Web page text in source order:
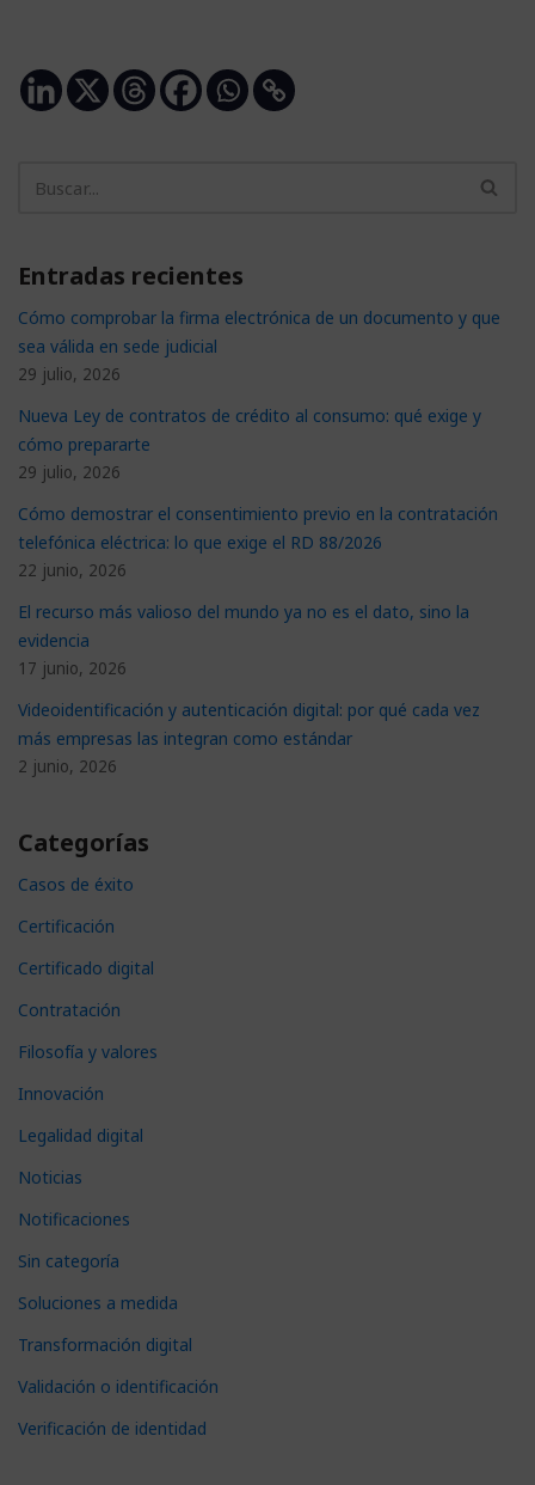
Entradas recientes
Cómo comprobar la firma electrónica de un documento y que
sea válida en sede judicial
29 julio, 2026
Nueva Ley de contratos de crédito al consumo: qué exige y
cómo prepararte
29 julio, 2026
Cómo demostrar el consentimiento previo en la contratación
telefónica eléctrica: lo que exige el RD 88/2026
22 junio, 2026
El recurso más valioso del mundo ya no es el dato, sino la
evidencia
17 junio, 2026
Videoidentificación y autenticación digital: por qué cada vez
más empresas las integran como estándar
2 junio, 2026
Categorías
Casos de éxito
Certificación
Certificado digital
Contratación
Filosofía y valores
Innovación
Legalidad digital
Noticias
Notificaciones
Sin categoría
Soluciones a medida
Transformación digital
Validación o identificación
Verificación de identidad